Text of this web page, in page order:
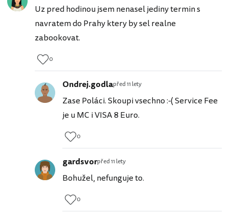
Uz pred hodinou jsem nenasel jediny termin s
navratem do Prahy ktery by sel realne
zabookovat.
0
Ondrej.godlapřed 11 lety
Zase Poláci. Skoupi vsechno :-( Service Fee
je u MC i VISA 8 Euro.
0
gardsvorpřed 11 lety
Bohužel, nefunguje to.
0